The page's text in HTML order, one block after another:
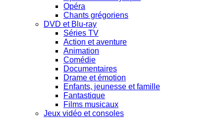
Opéra
Chants grégoriens
DVD et Blu-ray
Séries TV
Action et aventure
Animation
Comédie
Documentaires
Drame et émotion
Enfants, jeunesse et famille
Fantastique
Films musicaux
Jeux vidéo et consoles